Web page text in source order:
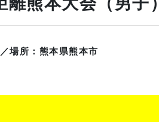
場所：熊本県熊本市